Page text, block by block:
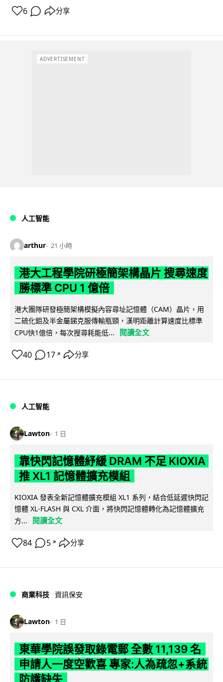
6 分享
ADVERTISEMENT
人工智能
arthur 21 小時
港大工程學院研極簡架構晶片 搜尋速度
勝標準 CPU 1 億倍
港大團隊研發極簡架構模擬內容尋址記憶體（CAM）晶片，用
二硫化鉬及半金屬銻克服傳輸瓶頸，漢明距離計算速度比標準
CPU快1億倍，每次搜尋耗能低...
閱讀全文
40 17 ↗ 分享
人工智能
Lawton 1 日
靠快閃記憶體紓緩 DRAM 不足 KIOXIA
推 XL1 記憶體擴充模組
KIOXIA 發表全新記憶體擴充模組 XL1 系列，結合低延遲快閃記
憶體 XL-FLASH 與 CXL 介面，將快閃記憶體轉化為記憶體擴充
方...
閱讀全文
84 5 ↗ 分享
商業科技 資訊保安
Lawton 1 日
東華學院誤發取錄電郵 全數 11,139 名
申請人一度空歡喜 專家:人為疏忽+系統
防護缺失